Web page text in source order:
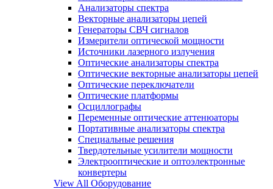
Анализаторы спектра
Векторные анализаторы цепей
Генераторы СВЧ сигналов
Измерители оптической мощности
Источники лазерного излучения
Оптические анализаторы спектра
Оптические векторные анализаторы цепей
Оптические переключатели
Оптические платформы
Осциллографы
Переменные оптические аттенюаторы
Портативные анализаторы спектра
Специальные решения
Твердотельные усилители мощности
Электрооптические и оптоэлектронные
конвертеры
View All Оборудование